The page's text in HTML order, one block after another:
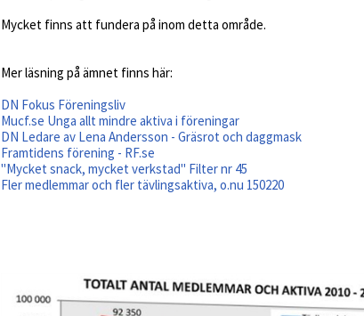
Mycket finns att fundera på inom detta område.
Mer läsning på ämnet finns här:
DN Fokus Föreningsliv
Mucf.se Unga allt mindre aktiva i föreningar
DN Ledare av Lena Andersson - Gräsrot och daggmask
Framtidens förening - RF.se
"Mycket snack, mycket verkstad" Filter nr 45
Fler medlemmar och fler tävlingsaktiva, o.nu 150220